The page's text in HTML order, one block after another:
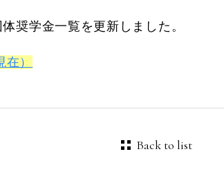
奨学金一覧を更新しました。
）
Back to list